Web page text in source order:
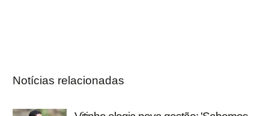
Notícias relacionadas